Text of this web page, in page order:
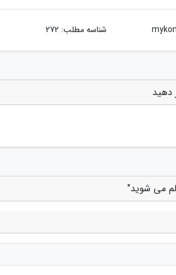
شناسه مطلب: 272
دهید
می شوید"